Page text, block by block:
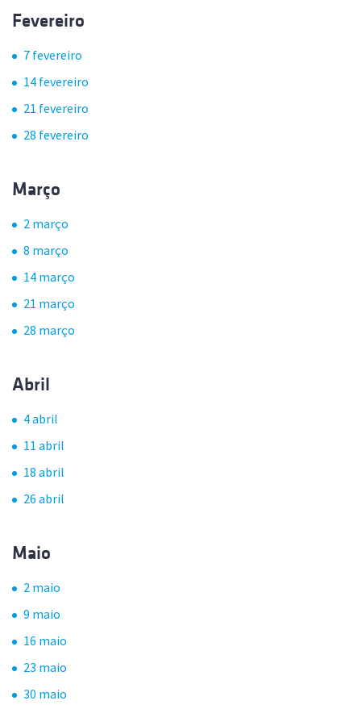
Fevereiro
7 fevereiro
14 fevereiro
21 fevereiro
28 fevereiro
Março
2 março
8 março
14 março
21 março
28 março
Abril
4 abril
11 abril
18 abril
26 abril
Maio
2 maio
9 maio
16 maio
23 maio
30 maio